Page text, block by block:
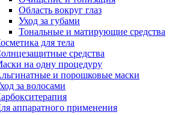
Область вокруг глаз
Уход за губами
Тональные и матирующие средства
для тела
средства
на одну процедуру
и порошковые маски
за волосами
аппаратного применения